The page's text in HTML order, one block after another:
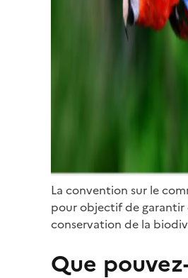
La convention sur le
pour objectif de garantir
conservation de la
Que